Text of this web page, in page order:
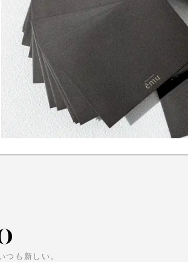
つも新しい。